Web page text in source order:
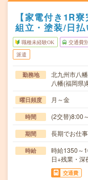
【家電付き1R
組立・塗装/日払
職種未経験OK 交通費
派遣
勤務地
北九州市八
八幡(福岡県
曜日頻度 月～金
時間 (2交替)8:00
期間 長期でお仕
時給
時給1350～
日+残業・深
交通費